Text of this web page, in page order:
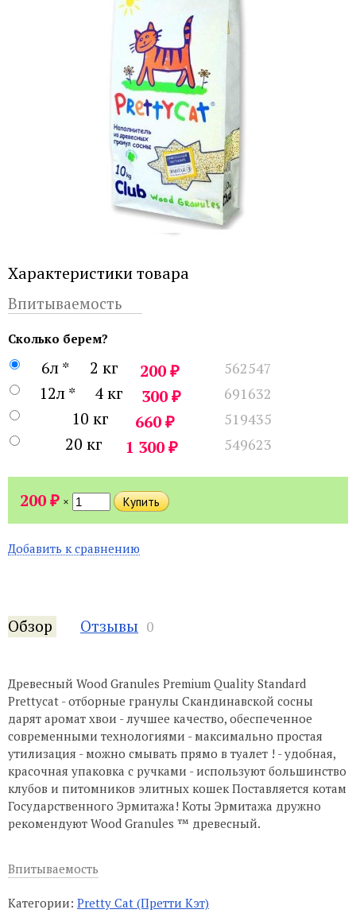
Характеристики товара
Впитываемость
Сколько берем?
6л * 2 кг 200₽ 562547
12л * 4 кг 300₽ 691632
10 кг 660₽ 519435
20 кг 1 300₽ 549623
200₽ ×
Добавить к сравнению
Обзор Отзывы 0
Древесный Wood Granules Premium Quality Standard
Prettycat - отборные гранулы Скандинавской сосны
дарят аромат хвои - лучшее качество, обеспеченное
современными технологиями - максимально простая
утилизация - можно смывать прямо в туалет ! - удобная,
красочная упаковка с ручками - используют большинство
клубов и питомников элитных кошек Поставляется котам
Государственного Эрмитажа! Коты Эрмитажа дружно
рекомендуют Wood Granules ™ древесный.
Впитываемость
Категории: Pretty Cat (Претти Кэт)